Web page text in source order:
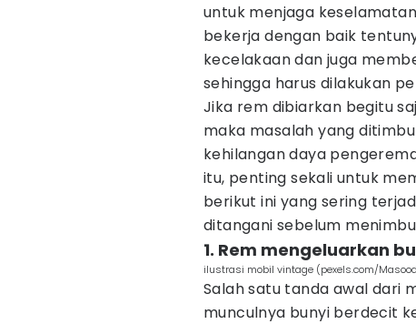
untuk menjaga
bekerja dengan baik
kecelakaan dan juga
sehingga harus dilakukan
Jika rem dibiarkan begitu
maka masalah yang
kehilangan daya
itu, penting sekali untuk
berikut ini yang sering
ditangani sebelum
1. Rem mengeluarkan
ilustrasi mobil vintage (pexels.com/
Salah satu tanda awal dari
munculnya bunyi berdecit